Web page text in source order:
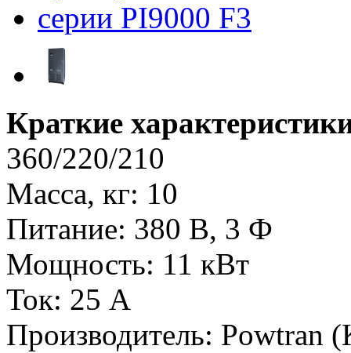
Краткие
360/220/210
Масса, кг: 10
Питание: 380 В, 3 Ф
Мощность: 11 кВт
Ток: 25 А
Производитель: Powtran